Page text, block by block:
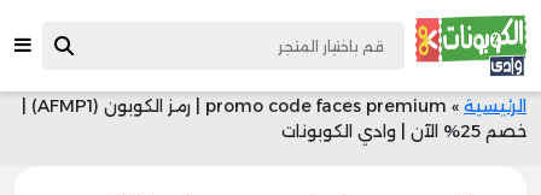
الرئيسية »
promo code faces premium | رمز الكوبون (AFMP1) |
خصم 25% الآن | وادي الكوبونات